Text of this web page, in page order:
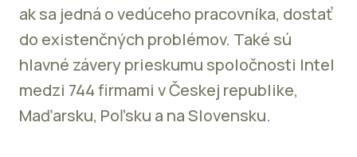
ak sa jedná o vedúceho pracovníka, dostať
do existenčných problémov. Také sú
hlavné závery prieskumu spoločnosti Intel
medzi 744 firmami v Českej republike,
Maďarsku, Poľsku a na Slovensku.